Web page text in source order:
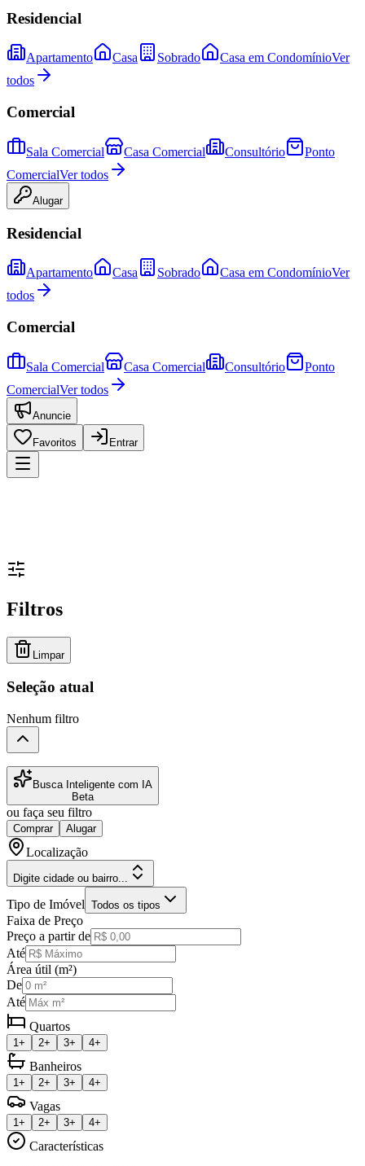
Residencial
Apartamento Casa Sobrado Casa em CondomínioVer
todos
Comercial
Sala Comercial Casa Comercial Consultório
Ponto
ComercialVer todos
Alugar
Residencial
Apartamento Casa Sobrado Casa em CondomínioVer
todos
Comercial
Sala Comercial Casa Comercial Consultório
Ponto
ComercialVer todos
Anuncie
Favoritos Entrar
Filtros
Limpar
Seleção atual
Nenhum filtro
Busca Inteligente com IA
Beta
ou faça seu filtro
Comprar Alugar
Localização
Digite cidade ou bairro...
Tipo de Imóvel Todos os tipos
Faixa de Preço
Preço a partir de
Até
Área útil (m²)
De
Até
Quartos
1+ 2+ 3+ 4+
Banheiros
1+ 2+ 3+ 4+
Vagas
1+ 2+ 3+ 4+
Características